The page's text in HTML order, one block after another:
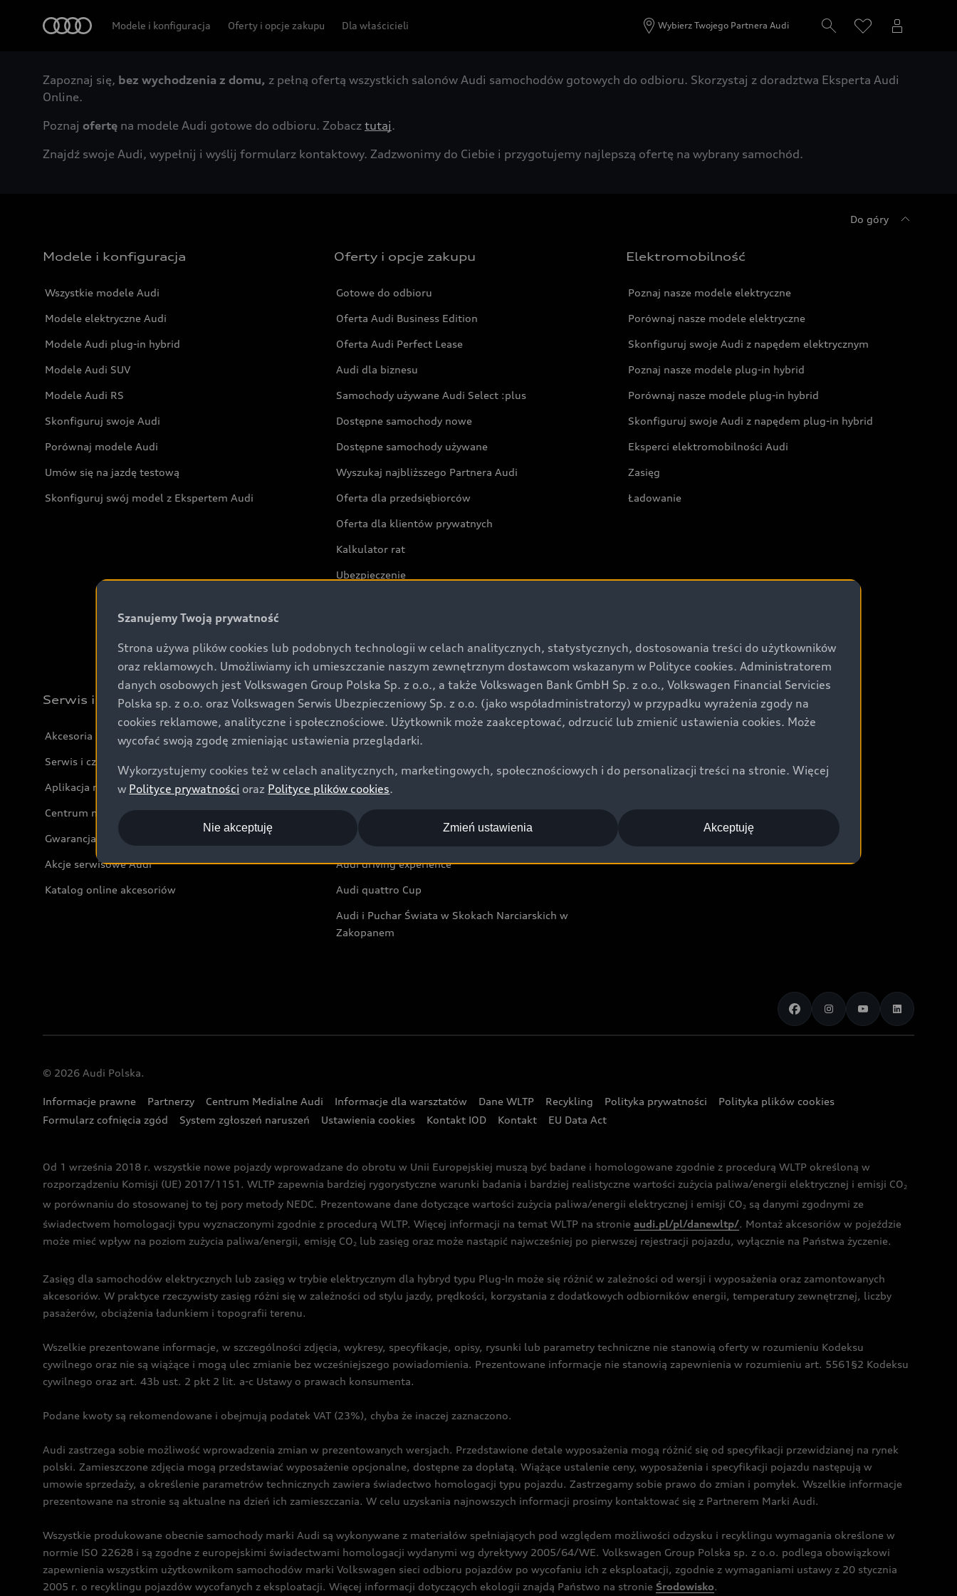
Modele i konfiguracja Oferty i opcje zakupu Dla właścicieli Wybierz Twojego Partnera Audi
Zapoznaj się, bez wychodzenia z domu, z pełną ofertą wszystkich salonów Audi samochodów gotowych do odbioru. Skorzystaj z doradztwa Eksperta Audi
Online.
Poznaj ofertę na modele Audi gotowe do odbioru. Zobacz tutaj.
Znajdź swoje Audi, wypełnij i wyślij formularz kontaktowy. Zadzwonimy do Ciebie i przygotujemy najlepszą ofertę na wybrany samochód.
Do góry
Modele i konfiguracja
Wszystkie modele Audi
Modele elektryczne Audi
Modele Audi plug-in hybrid
Modele Audi SUV
Modele Audi RS
Skonfiguruj swoje Audi
Porównaj modele Audi
Umów się na jazdę testową
Skonfiguruj swój model z Ekspertem Audi
Oferty i opcje zakupu
Gotowe do odbioru
Oferta Audi Business Edition
Oferta Audi Perfect Lease
Audi dla biznesu
Samochody używane Audi Select :plus
Dostępne samochody nowe
Dostępne samochody używane
Wyszukaj najbliższego Partnera Audi
Oferta dla przedsiębiorców
Oferta dla klientów prywatnych
Kalkulator rat
Ubezpieczenie
Audi exclusive
Elektromobilność
Poznaj nasze modele elektryczne
Porównaj nasze modele elektryczne
Skonfiguruj swoje Audi z napędem elektrycznym
Poznaj nasze modele plug-in hybrid
Porównaj nasze modele plug-in hybrid
Skonfiguruj swoje Audi z napędem plug-in hybrid
Eksperci elektromobilności Audi
Zasięg
Ładowanie
Serwis i akcesoria
Akcesoria
Serwis i części
Aplikacja myAudi i usługi cyfrowe
Centrum napraw powypadkowych
Gwarancja
Akcje serwisowe Audi
Katalog online akcesoriów
Świat Audi
Aktualności i historie postępu
Audi Nuvolari
Audi Sport Festiwal
Audi i Muzeum Sztuki Nowoczesnej w Warszawie
Audi driving experience
Audi quattro Cup
Audi i Puchar Świata w Skokach Narciarskich w
Zakopanem
© 2026 Audi Polska.
Informacje prawne Partnerzy Centrum Medialne Audi Informacje dla warsztatów Dane WLTP Recykling Polityka prywatności
Polityka plików cookies
Formularz cofnięcia zgód
System zgłoszeń naruszeń Ustawienia cookies Kontakt IOD Kontakt EU Data Act
Od 1 września 2018 r. wszystkie nowe pojazdy wprowadzane do obrotu w Unii Europejskiej muszą być badane i homologowane zgodnie z procedurą WLTP określoną w
rozporządzeniu Komisji (UE) 2017/1151. WLTP zapewnia bardziej rygorystyczne warunki badania i bardziej realistyczne wartości zużycia paliwa/energii elektrycznej i emisji CO2
w porównaniu do stosowanej to tej pory metody NEDC. Prezentowane dane dotyczące wartości zużycia paliwa/energii elektrycznej i emisji CO2 są danymi zgodnymi ze
świadectwem homologacji typu wyznaczonymi zgodnie z procedurą WLTP. Więcej informacji na temat WLTP na stronie audi.pl/pl/danewltp/. Montaż akcesoriów w pojeździe
może mieć wpływ na poziom zużycia paliwa/energii, emisję CO2 lub zasięg oraz może nastąpić najwcześniej po pierwszej rejestracji pojazdu, wyłącznie na Państwa życzenie.
Zasięg dla samochodów elektrycznych lub zasięg w trybie elektrycznym dla hybryd typu Plug-In może się różnić w zależności od wersji i wyposażenia oraz zamontowanych
akcesoriów. W praktyce rzeczywisty zasięg różni się w zależności od stylu jazdy, prędkości, korzystania z dodatkowych odbiorników energii, temperatury zewnętrznej, liczby
pasażerów, obciążenia ładunkiem i topografii terenu.
Wszelkie prezentowane informacje, w szczególności zdjęcia, wykresy, specyfikacje, opisy, rysunki lub parametry techniczne nie stanowią oferty w rozumieniu Kodeksu
cywilnego oraz nie są wiążące i mogą ulec zmianie bez wcześniejszego powiadomienia. Prezentowane informacje nie stanowią zapewnienia w rozumieniu art. 5561§2 Kodeksu
cywilnego oraz art. 43b ust. 2 pkt 2 lit. a-c Ustawy o prawach konsumenta.
Podane kwoty są rekomendowane i obejmują podatek VAT (23%), chyba że inaczej zaznaczono.
Audi zastrzega sobie możliwość wprowadzenia zmian w prezentowanych wersjach. Przedstawione detale wyposażenia mogą różnić się od specyfikacji przewidzianej na rynek
polski. Zamieszczone zdjęcia mogą przedstawiać wyposażenie opcjonalne, dostępne za dopłatą. Wiążące ustalenie ceny, wyposażenia i specyfikacji pojazdu następują w
umowie sprzedaży, a określenie parametrów technicznych zawiera świadectwo homologacji typu pojazdu. Zastrzegamy sobie prawo do zmian i pomyłek. Wszelkie informacje
prezentowane na stronie są aktualne na dzień ich zamieszczania. W celu uzyskania najnowszych informacji prosimy kontaktować się z Partnerem Marki Audi.
Wszystkie produkowane obecnie samochody marki Audi są wykonywane z materiałów spełniających pod względem możliwości odzysku i recyklingu wymagania określone w
normie ISO 22628 i są zgodne z europejskimi świadectwami homologacji wydanymi wg dyrektywy 2005/64/WE. Volkswagen Group Polska sp. z o.o. podlega obowiązkowi
zapewnienia wszystkim użytkownikom samochodów marki Volkswagen sieci odbioru pojazdów po wycofaniu ich z eksploatacji, zgodnie z wymaganiami ustawy z 20 stycznia
2005 r. o recyklingu pojazdów wycofanych z eksploatacji. Więcej informacji dotyczących ekologii znajdą Państwo na stronie Środowisko.
Szanujemy Twoją prywatność
Strona używa plików cookies lub podobnych technologii w celach analitycznych, statystycznych, dostosowania treści do użytkowników
oraz reklamowych. Umożliwiamy ich umieszczanie naszym zewnętrznym dostawcom wskazanym w Polityce cookies. Administratorem
danych osobowych jest Volkswagen Group Polska Sp. z o.o., a także Volkswagen Bank GmbH Sp. z o.o., Volkswagen Financial Servicies
Polska sp. z o.o. oraz Volkswagen Serwis Ubezpieczeniowy Sp. z o.o. (jako współadministratorzy) w przypadku wyrażenia zgody na
cookies reklamowe, analityczne i społecznościowe. Użytkownik może zaakceptować, odrzucić lub zmienić ustawienia cookies. Może
wycofać swoją zgodę zmieniając ustawienia przeglądarki.
Wykorzystujemy cookies też w celach analitycznych, marketingowych, społecznościowych i do personalizacji treści na stronie. Więcej
w Polityce prywatności oraz Polityce plików cookies.
Akceptuję
Nie akceptuję Zmień ustawienia